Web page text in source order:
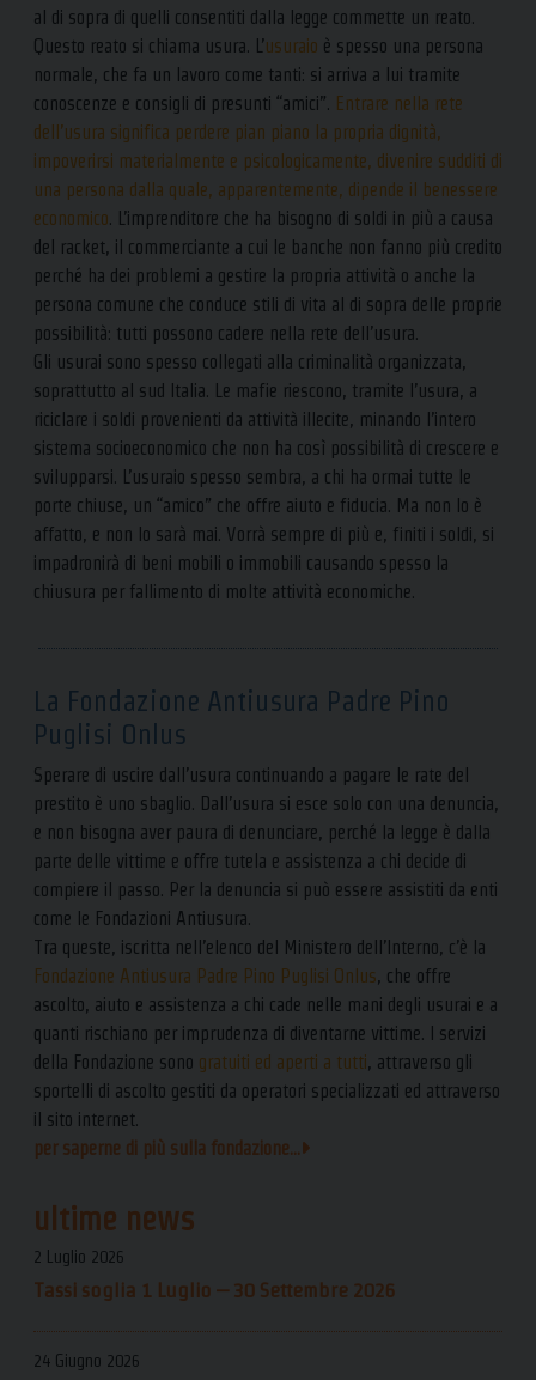
al di sopra di quelli consentiti dalla legge commette un reato.
Questo reato si chiama usura. L’usuraio è spesso una persona
normale, che fa un lavoro come tanti: si arriva a lui tramite
conoscenze e consigli di presunti “amici”. Entrare nella rete
dell’usura significa perdere pian piano la propria dignità,
impoverirsi materialmente e psicologicamente, divenire sudditi di
una persona dalla quale, apparentemente, dipende il benessere
economico. L’imprenditore che ha bisogno di soldi in più a causa
del racket, il commerciante a cui le banche non fanno più credito
perché ha dei problemi a gestire la propria attività o anche la
persona comune che conduce stili di vita al di sopra delle proprie
possibilità: tutti possono cadere nella rete dell’usura.
Gli usurai sono spesso collegati alla criminalità organizzata,
soprattutto al sud Italia. Le mafie riescono, tramite l’usura, a
riciclare i soldi provenienti da attività illecite, minando l’intero
sistema socioeconomico che non ha così possibilità di crescere e
svilupparsi. L’usuraio spesso sembra, a chi ha ormai tutte le
porte chiuse, un “amico” che offre aiuto e fiducia. Ma non lo è
affatto, e non lo sarà mai. Vorrà sempre di più e, finiti i soldi, si
impadronirà di beni mobili o immobili causando spesso la
chiusura per fallimento di molte attività economiche.
La Fondazione Antiusura Padre Pino
Puglisi Onlus
Sperare di uscire dall’usura continuando a pagare le rate del
prestito è uno sbaglio. Dall’usura si esce solo con una denuncia,
e non bisogna aver paura di denunciare, perché la legge è dalla
parte delle vittime e offre tutela e assistenza a chi decide di
compiere il passo. Per la denuncia si può essere assistiti da enti
come le Fondazioni Antiusura.
Tra queste, iscritta nell’elenco del Ministero dell’Interno, c’è la
Fondazione Antiusura Padre Pino Puglisi Onlus, che offre
ascolto, aiuto e assistenza a chi cade nelle mani degli usurai e a
quanti rischiano per imprudenza di diventarne vittime. I servizi
della Fondazione sono gratuiti ed aperti a tutti, attraverso gli
sportelli di ascolto gestiti da operatori specializzati ed attraverso
il sito internet.
per saperne di più sulla fondazione...
ultime news
2 Luglio 2026
Tassi soglia 1 Luglio – 30 Settembre 2026
24 Giugno 2026